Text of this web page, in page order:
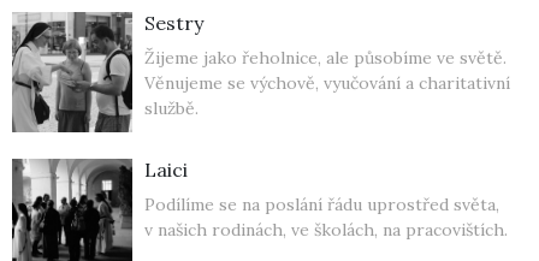
Sestry
Žijeme jako řeholnice, ale působíme ve světě.
Věnujeme se výchově, vyučování a charitativní
službě.
Laici
Podílíme se na poslání řádu uprostřed světa,
v našich rodinách, ve školách, na pracovištích.